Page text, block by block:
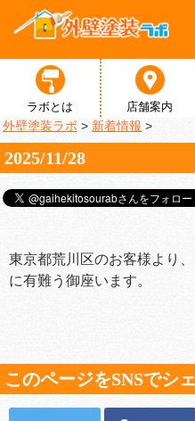
ラボとは 店舗案内
外壁塗装ラボ > 新着情報 >
2025/11/28
東京都荒川区のお客様より
に有難う御座います。
このページをSNSでシ